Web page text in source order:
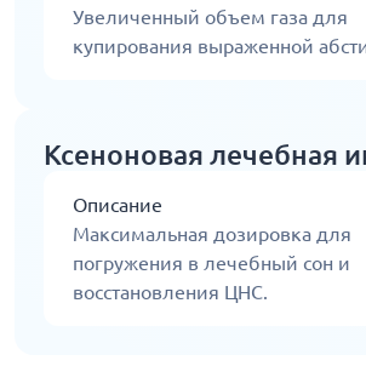
Увеличенный объем газа для
купирования выраженной
Ксеноновая лечебная
Описание
Максимальная дозировка для
погружения в лечебный сон и
восстановления ЦНС.